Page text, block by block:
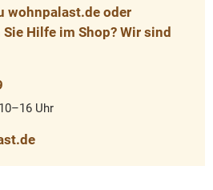
wohnpalast.de oder
Hilfe im Shop? Wir sind
Uhr